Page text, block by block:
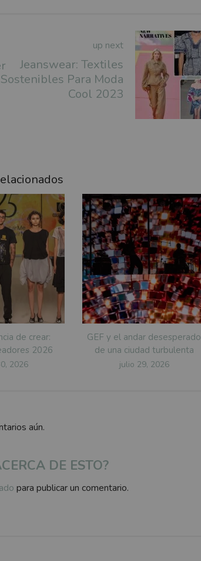
up next
Jeanswear: Textiles
Sostenibles Para Moda
Cool 2023
de crear:
2026
2026
GEF y el andar desesperado
de una ciudad turbulenta
Posted
julio 29, 2026
aún.
DE ESTO?
para publicar un comentario.